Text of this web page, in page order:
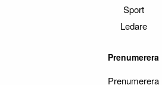
Sport
Ledare
Prenumerera
Prenumerera